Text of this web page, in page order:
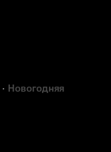
Новогодняя